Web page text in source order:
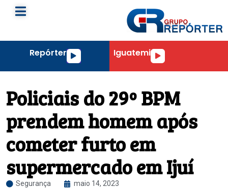
RepórterTocador
IguatemiTocador
Policiais do 29º BPM
prendem homem após
cometer furto em
supermercado em Ijuí
Segurança maio 14, 2023